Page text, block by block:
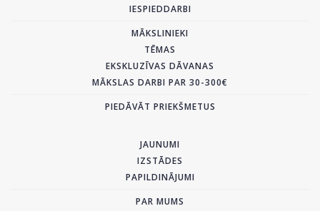
IESPIEDDARBI
MĀKSLINIEKI
TĒMAS
EKSKLUZĪVAS DĀVANAS
MĀKSLAS DARBI PAR 30-300€
PIEDĀVĀT PRIEKŠMETUS
JAUNUMI
IZSTĀDES
PAPILDINĀJUMI
PAR MUMS